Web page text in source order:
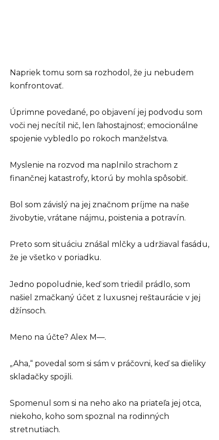
Napriek tomu som sa rozhodol, že ju nebudem
konfrontovať.
Úprimne povedané, po objavení jej podvodu som
voči nej necítil nič, len ľahostajnosť; emocionálne
spojenie vybledlo po rokoch manželstva.
Myslenie na rozvod ma naplnilo strachom z
finančnej katastrofy, ktorú by mohla spôsobiť.
Bol som závislý na jej značnom príjme na naše
živobytie, vrátane nájmu, poistenia a potravín.
Preto som situáciu znášal mlčky a udržiaval fasádu,
že je všetko v poriadku.
Jedno popoludnie, keď som triedil prádlo, som
našiel zmačkaný účet z luxusnej reštaurácie v jej
džínsoch.
Meno na účte? Alex M—.
„Aha,“ povedal som si sám v práčovni, keď sa dieliky
skladačky spojili.
Spomenul som si na neho ako na priateľa jej otca,
niekoho, koho som spoznal na rodinných
stretnutiach.